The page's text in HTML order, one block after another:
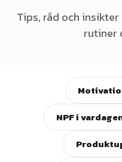
Tips, råd och
rutiner
NPF i